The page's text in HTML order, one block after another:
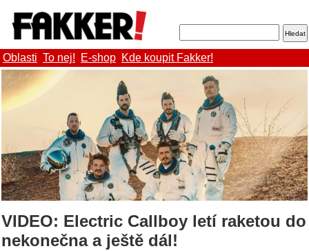
Oblasti To nej! E-shop Kde koupit Fakker!
VIDEO: Electric Callboy letí raketou do
nekonečna a ještě dál!